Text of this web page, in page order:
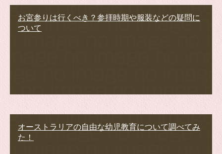
お宮参りは行くべき？参拝時期や服装などの疑問に
ついて
オーストラリアの自由な幼児教育について調べてみ
た！